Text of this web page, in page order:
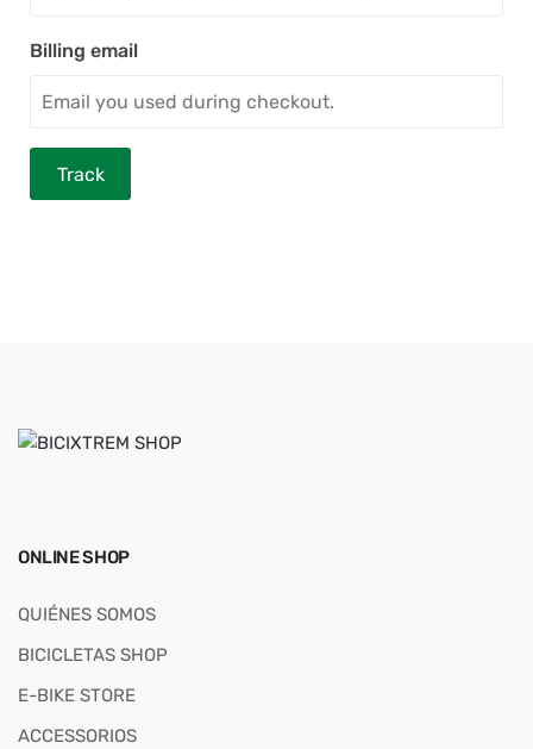
Billing email
Track
ONLINE SHOP
QUIÉNES SOMOS
BICICLETAS SHOP
E-BIKE STORE
ACCESSORIOS